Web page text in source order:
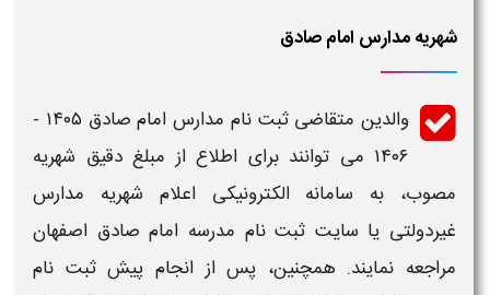
شهریه مدارس امام صادق
والدین متقاضی
ثبت نام مدارس امام صادق ۱۴۰۵ -
۱۴۰۶ می توانند برای اطلاع از مبلغ دقیق شهریه
مصوب، به سامانه الکترونیکی اعلام شهریه مدارس
غیردولتی یا سایت ثبت نام مدرسه امام صادق اصفهان
مراجعه نمایند. همچنین، پس از انجام پیش ثبت نام